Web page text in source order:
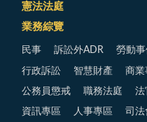
憲法法庭
業務綜覽
民事 訴訟外ADR 勞動
行政訴訟 智慧財產 商業
公務員懲戒 職務法庭 法
資訊專區 人事專區 司法